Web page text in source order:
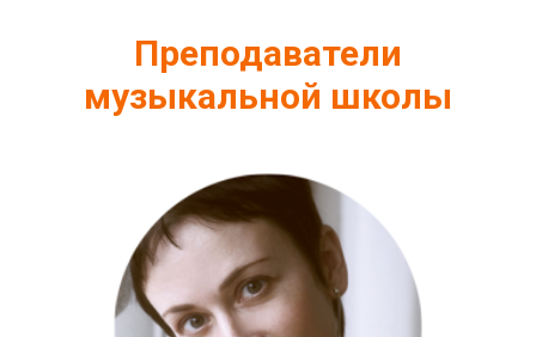
Преподаватели
музыкальной школы